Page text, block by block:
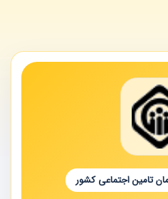
تامین اجتماعی کشور